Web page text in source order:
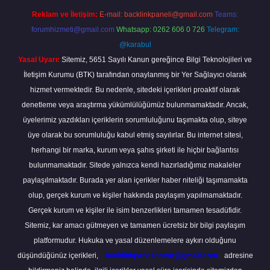
Reklam ve İletişim: E-mail: backlinkpaneli@gmail.com Teams:
forumhizmeti@gmail.com Whatsapp: 0262 606 0 726 Telegram:
@karabul
Yasal Uyarı: Sitemiz, 5651 Sayılı Kanun gereğince Bilgi Teknolojileri ve
İletişim Kurumu (BTK) tarafından onaylanmış bir Yer Sağlayıcı olarak
hizmet vermektedir. Bu nedenle, sitedeki içerikleri proaktif olarak
denetleme veya araştırma yükümlülüğümüz bulunmamaktadır. Ancak,
üyelerimiz yazdıkları içeriklerin sorumluluğunu taşımakta olup, siteye
üye olarak bu sorumluluğu kabul etmiş sayılırlar. Bu internet sitesi,
herhangi bir marka, kurum veya şahıs şirketi ile hiçbir bağlantısı
bulunmamaktadır. Sitede yalnızca kendi hazırladığımız makaleler
paylaşılmaktadır. Burada yer alan içerikler haber niteliği taşımamakta
olup, gerçek kurum ve kişiler hakkında paylaşım yapılmamaktadır.
Gerçek kurum ve kişiler ile isim benzerlikleri tamamen tesadüfidir.
Sitemiz, kar amacı gütmeyen ve tamamen ücretsiz bir bilgi paylaşım
platformudur. Hukuka ve yasal düzenlemelere aykırı olduğunu
düşündüğünüz içerikleri,
backlinkpanelicomtr@gmail.com
adresine